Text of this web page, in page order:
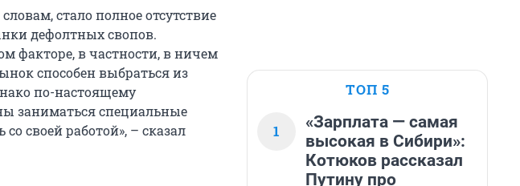
стало полное отсутствие
дефолтных свопов.
факторе, в частности, в ничем
способен выбраться из
по-настоящему
заниматься специальные
своей работой», – сказал
ТОП 5
1
«Зарплата — самая
высокая в Сибири»:
Котюков рассказал
Путину про